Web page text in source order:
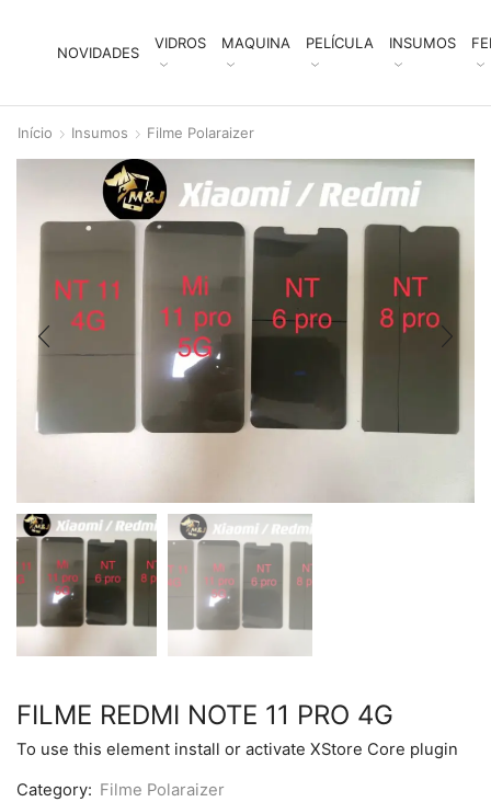
NOVIDADES
VIDROS MAQUINA PELÍCULA INSUMOS
Início Insumos Filme Polaraizer
FILME REDMI NOTE 11 PRO 4G
To use this element install or activate XStore Core plugin
Category: Filme Polaraizer